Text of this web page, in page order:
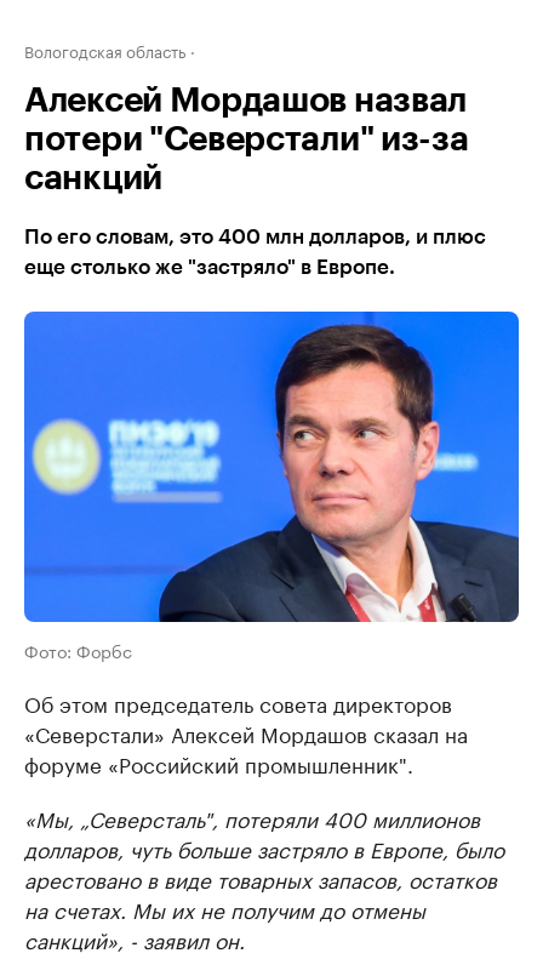
Вологодская область
Алексей Мордашов назвал
потери "Северстали" из-за
санкций
По его словам, это 400 млн долларов, и плюс
еще столько же "застряло" в Европе.
Фото: Форбс
Об этом председатель совета директоров
«Северстали» Алексей Мордашов сказал на
форуме «Российский промышленник".
«Мы, „Северсталь", потеряли 400 миллионов
долларов, чуть больше застряло в Европе, было
арестовано в виде товарных запасов, остатков
на счетах. Мы их не получим до отмены
санкций», - заявил он.